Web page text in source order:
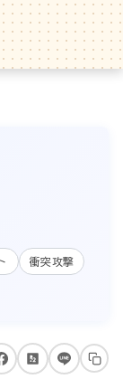
衝突攻撃